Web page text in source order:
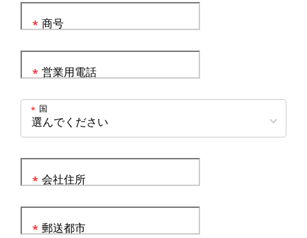
商号
*
営業用電話
*
国
*
会社住所
*
郵送都市
*